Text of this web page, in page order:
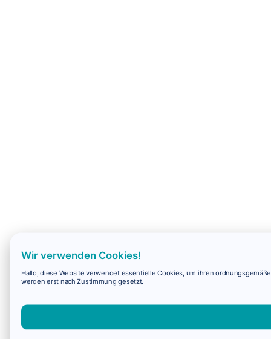
Wir verwenden Cookies!
Hallo, diese Website verwendet essentielle Cookies, um ihren
werden erst nach Zustimmung gesetzt.